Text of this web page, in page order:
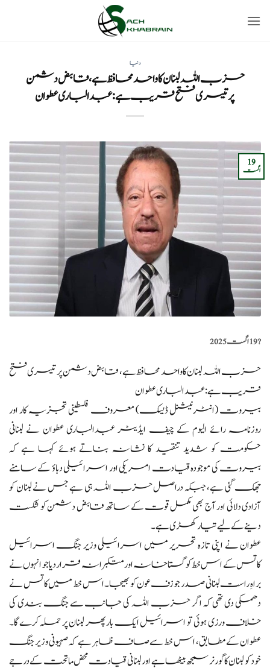
دنیا
حزب اللہ لبنان کا واحد محافظ ہے، قابض دشمن
پر تیسری فتح قریب ہے: عبدالباری عطوان
19
اگست
?️19 اگست 2025
حزب اللہ لبنان کا واحد محافظ ہے، قابض دشمن پر تیسری فتح
قریب ہے: عبدالباری عطوان
بیروت (انٹرنیشنل ڈیسک) معروف فلسطینی تجزیہ کار اور
روزنامہ رائے الیوم کے چیف ایڈیٹر عبدالباری عطوان نے لبنانی
حکومت کو شدید تنقید کا نشانہ بناتے ہوئے کہا ہے کہ
بیروت کی موجودہ قیادت امریکی اور اسرائیلی دباؤ کے سامنے
جھک گئی ہے، جبکہ دراصل حزب اللہ ہی ہے جس نے لبنان کو
آزادی دلائی اور آج بھی مکمل قوت کے ساتھ قابض دشمن کو شکست
دینے کے لیے تیار کھڑی ہے۔
عطوان نے اپنی تازہ تحریر میں اسرائیلی وزیر جنگ اسرائیل
کاتس کے اس خط کو گستاخانہ اور متکبرانہ قرار دیا جو انہوں نے
براہِ راست لبنانی صدر جوزف عون کو بھیجا۔ اس خط میں کاتس نے
دھمکی دی تھی کہ اگر حزب اللہ کی جانب سے جنگ بندی کی
خلاف ورزی ہوئی تو اسرائیل ایک بار پھر لبنان پر حملہ کرے گا۔
عطوان کے مطابق، اس خط سے صاف ظاہر ہے کہ صہیونی وزیر جنگ
خود کو لبنان کا گورنر سمجھ بیٹھا ہے اور لبنانی قیادت محض ماتحت کے درجے